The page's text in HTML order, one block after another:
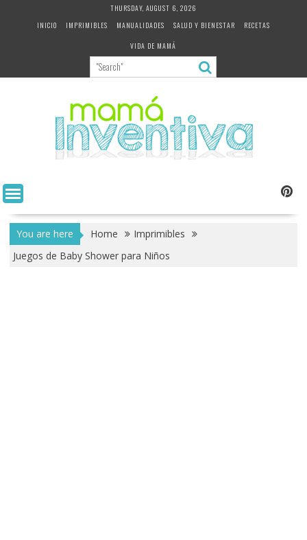
THURSDAY, AUGUST 6, 2026
INICIO
IMPRIMIBLES MANUALIDADES SALUD Y BIENESTAR
RECETAS
VIDA DE MAMÁ
You are here Home
Imprimibles
Juegos de Baby Shower para Niños